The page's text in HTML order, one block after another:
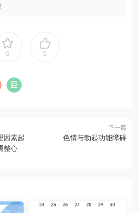
0 0
因素起
整心
下一篇
色情与勃起功能障碍